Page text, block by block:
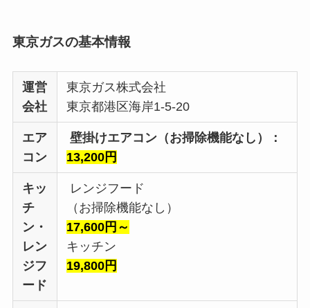
東京ガスの基本情報
運営
会社
東京ガス株式会社
東京都港区海岸1-5-20
エア
コン
壁掛けエアコン（お掃除機能なし）：
13,200円
キッ
チ
ン・
レン
ジフ
ード
レンジフード
（お掃除機能なし）
17,600円～
キッチン
19,800円